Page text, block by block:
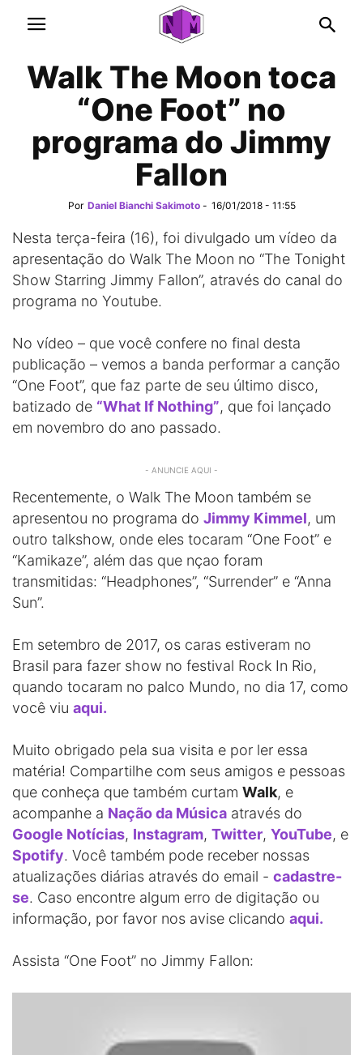
Walk The Moon toca
“One Foot” no
programa do Jimmy
Fallon
Por Daniel Bianchi Sakimoto - 16/01/2018 - 11:55
Nesta terça-feira (16), foi divulgado um vídeo da
apresentação do Walk The Moon no “The Tonight
Show Starring Jimmy Fallon”, através do canal do
programa no Youtube.
No vídeo – que você confere no final desta
publicação – vemos a banda performar a canção
“One Foot”, que faz parte de seu último disco,
batizado de “What If Nothing”, que foi lançado
em novembro do ano passado.
- ANUNCIE AQUI -
Recentemente, o Walk The Moon também se
apresentou no programa do Jimmy Kimmel, um
outro talkshow, onde eles tocaram “One Foot” e
“Kamikaze”, além das que nçao foram
transmitidas: “Headphones”, “Surrender” e “Anna
Sun”.
Em setembro de 2017, os caras estiveram no
Brasil para fazer show no festival Rock In Rio,
quando tocaram no palco Mundo, no dia 17, como
você viu aqui.
Muito obrigado pela sua visita e por ler essa
matéria! Compartilhe com seus amigos e pessoas
que conheça que também curtam Walk, e
acompanhe a Nação da Música através do
Google Notícias, Instagram, Twitter, YouTube, e
Spotify. Você também pode receber nossas
atualizações diárias através do email - cadastre-
se. Caso encontre algum erro de digitação ou
informação, por favor nos avise clicando aqui.
Assista “One Foot” no Jimmy Fallon: